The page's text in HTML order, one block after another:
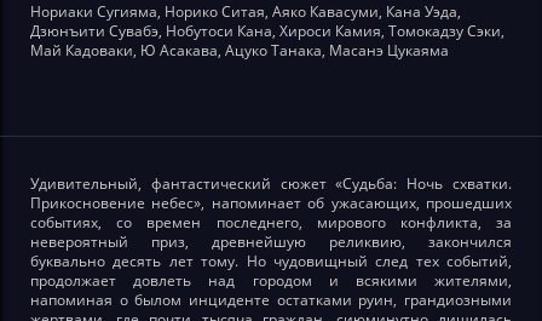
Нориаки Сугияма, Норико Ситая, Аяко Кавасуми, Кана Уэда,
Дзюнъити Сувабэ, Нобутоси Кана, Хироси Камия, Томокадзу Сэки,
Май Кадоваки, Ю Асакава, Ацуко Танака, Масанэ Цукаяма
Удивительный, фантастический сюжет «Судьба: Ночь схватки.
Прикосновение небес», напоминает об ужасающих, прошедших
событиях, со времен последнего, мирового конфликта, за
невероятный приз, древнейшую реликвию, закончился
буквально десять лет тому. Но чудовищный след тех событий,
продолжает довлеть над городом и всякими жителями,
напоминая о былом инциденте остатками руин, грандиозными